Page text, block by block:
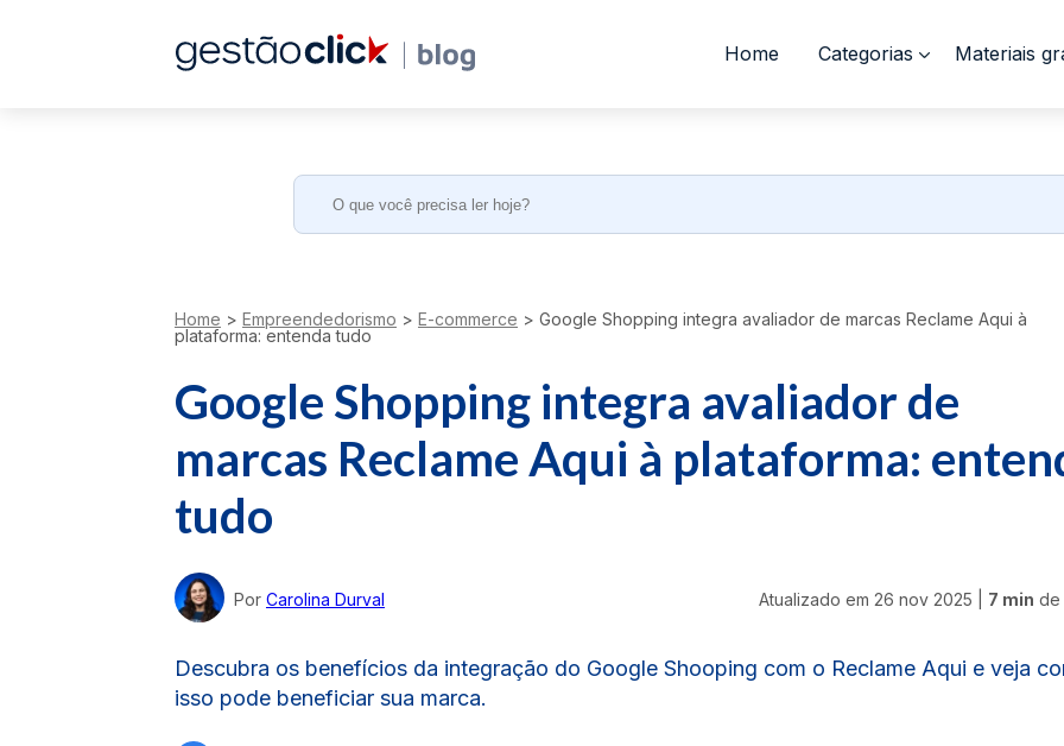
Home Categorias Materiais
Search
Home > Empreendedorismo > E-commerce > Google Shopping integra avaliador de marcas Reclame Aqui à
plataforma: entenda tudo
Google Shopping integra avaliador de
marcas Reclame Aqui à plataforma:
tudo
Por Carolina Durval Atualizado em 26 nov 2025 7 min de
Descubra os benefícios da integração do Google Shooping com o Reclame Aqui e veja
isso pode beneficiar sua marca.